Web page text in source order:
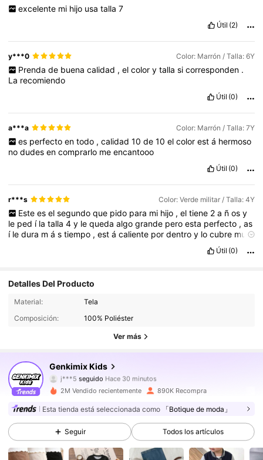
excelente mi hijo usa talla 7
Útil (2)
y***0 Color: Marrón / Talla: 6Y
Prenda de buena calidad , el color y talla si corresponden .
La recomiendo
Útil (0)
a***a Color: Marrón / Talla: 7Y
es perfecto en todo , calidad 10 de 10 el color est á hermoso
nodudesencomprarlo meencantooo
Útil (0)
r***s Color: Verde militar / Talla: 4Y
Este es el segundo que pido para mi hijo , el tiene 2 a ñ os y
le ped í latalla4y lequedaalgogrande peroesta perfecto ,as
í ledura mástiempo ,estácaliente pordentroy locubre muy
é
Útil (0)
Detalles Del Producto
Material:
Tela
Composición:
100% Poliéster
Ver más
Genkimix Kids
310K Seguidores
j***5 seguido Hace 30 minutos
4.91
310K Seguidores
4.91 310K Seguidores
2M Vendido recientemente 890K Recompra
Esta tienda está seleccionada como 「Botique de moda」
Seguir Todos los artículos